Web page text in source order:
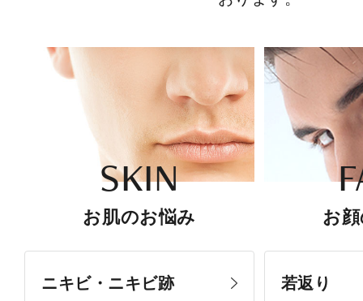
SKIN
お肌のお悩み
ニキビ・ニキビ跡
お
若返り